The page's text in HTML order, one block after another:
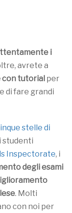
i
avrete a
con tutorial per
di fare grandi
stelle di
studenti
Inspectorate, i
degli esami
. Molti
con noi per